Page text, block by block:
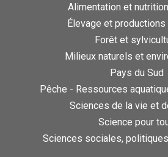
Alimentation et
Élevage et productions
Forêt et
Milieux naturels et
Pays du Sud
Pêche - Ressources
Sciences de la vie et
Science pour
Sciences sociales,